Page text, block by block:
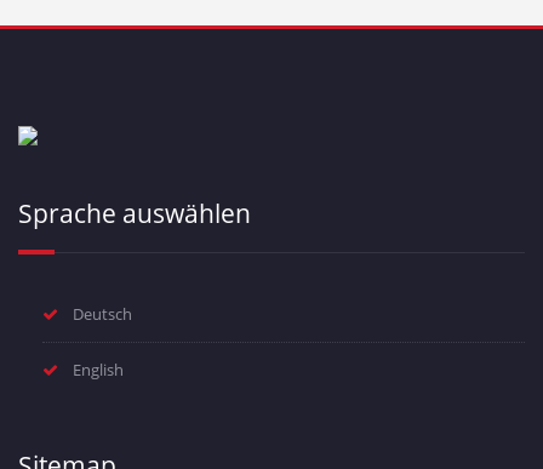
Sprache auswählen
Deutsch
English